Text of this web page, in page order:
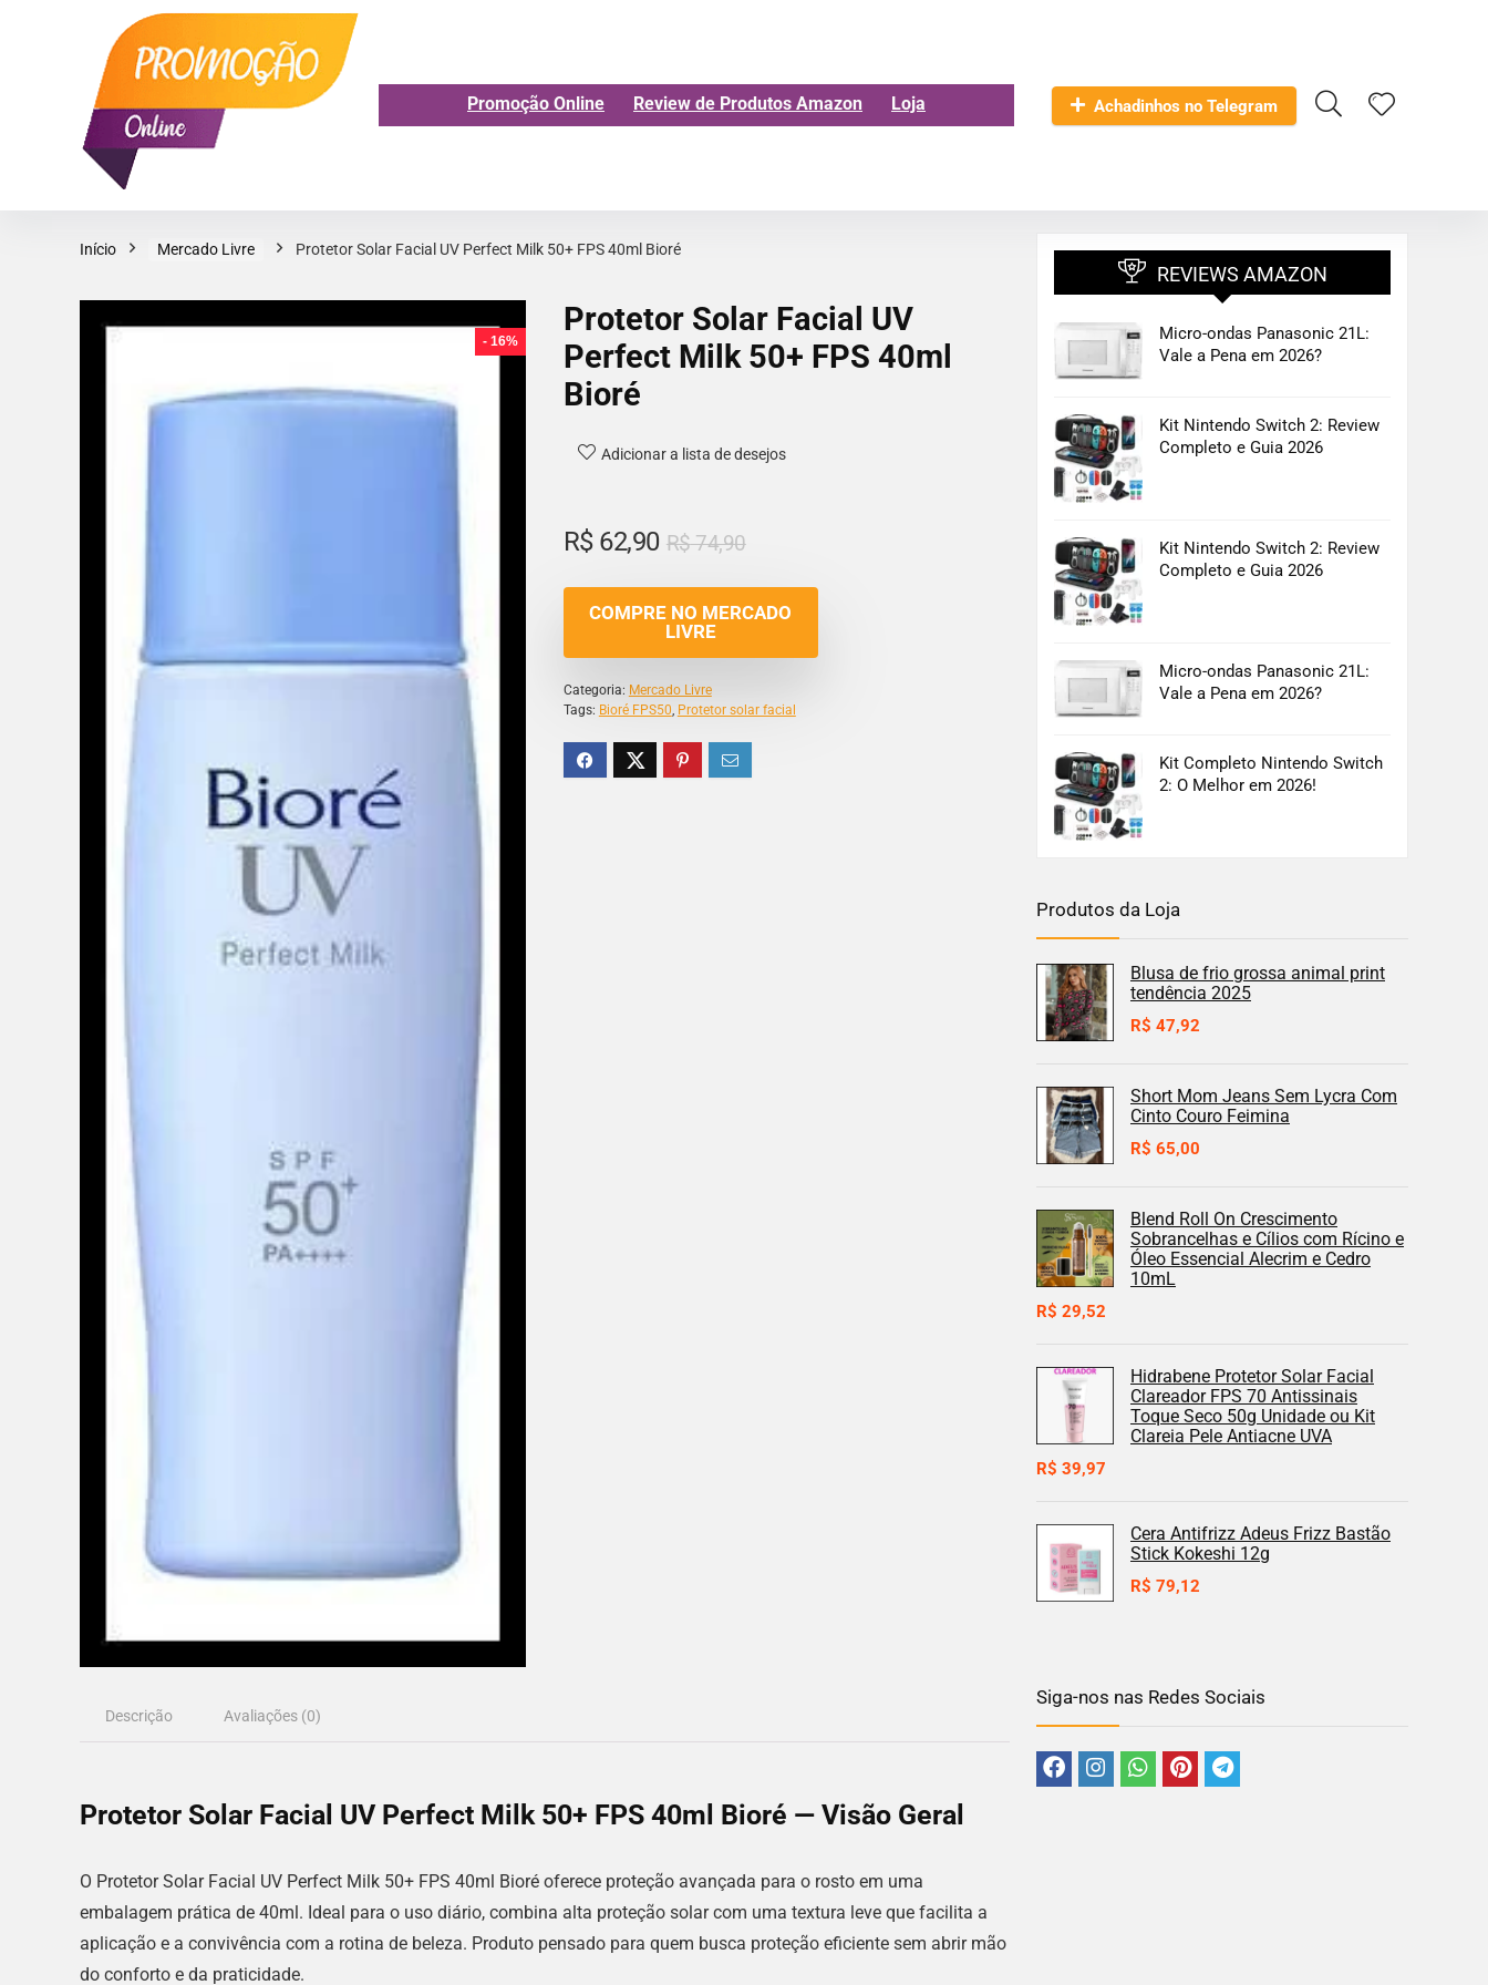
Promoção Online Review de Produtos Amazon Loja Achadinhos no Telegram
Início Mercado Livre Protetor Solar Facial UV Perfect Milk 50+ FPS 40ml Bioré
- 16%
Protetor Solar Facial UV
Perfect Milk 50+ FPS 40ml
Bioré
Adicionar a lista de desejos
R$74,90
R$62,90
COMPRE NO MERCADO
LIVRE
Categoria: Mercado Livre
Tags: Bioré FPS50, Protetor solar facial
Descrição Avaliações (0)
Protetor Solar Facial UV Perfect Milk 50+ FPS 40ml Bioré — Visão Geral
O Protetor Solar Facial UV Perfect Milk 50+ FPS 40ml Bioré oferece proteção avançada para o rosto em uma
embalagem prática de 40ml. Ideal para o uso diário, combina alta proteção solar com uma textura leve que facilita a
aplicação e a convivência com a rotina de beleza. Produto pensado para quem busca proteção eficiente sem abrir mão
do conforto e da praticidade.
REVIEWS AMAZON
Micro-ondas Panasonic 21L:
Vale a Pena em 2026?
Kit Nintendo Switch 2: Review
Completo e Guia 2026
Kit Nintendo Switch 2: Review
Completo e Guia 2026
Micro-ondas Panasonic 21L:
Vale a Pena em 2026?
Kit Completo Nintendo Switch
2: O Melhor em 2026!
Produtos da Loja
Blusa de frio grossa animal print
tendência 2025
R$ 47,92
Short Mom Jeans Sem Lycra Com
Cinto Couro Feimina
R$ 65,00
Blend Roll On Crescimento
Sobrancelhas e Cílios com Rícino e
Óleo Essencial Alecrim e Cedro
10mL
R$ 29,52
Hidrabene Protetor Solar Facial
Clareador FPS 70 Antissinais
Toque Seco 50g Unidade ou Kit
Clareia Pele Antiacne UVA
R$ 39,97
Cera Antifrizz Adeus Frizz Bastão
Stick Kokeshi 12g
R$ 79,12
Siga-nos nas Redes Sociais